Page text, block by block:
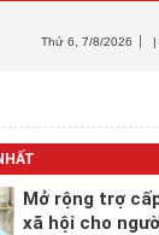
Thứ 6 , 7/8/2026 |
Mở rộng trợ
xã hội cho